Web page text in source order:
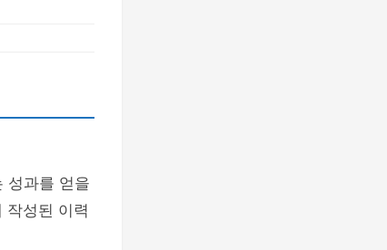
성과를 얻을
작성된 이력